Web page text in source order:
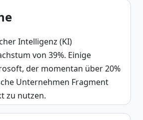
Intelligenz (KI)
von 39%. Einige
der momentan über 20%
Unternehmen Fragment
zu nutzen.